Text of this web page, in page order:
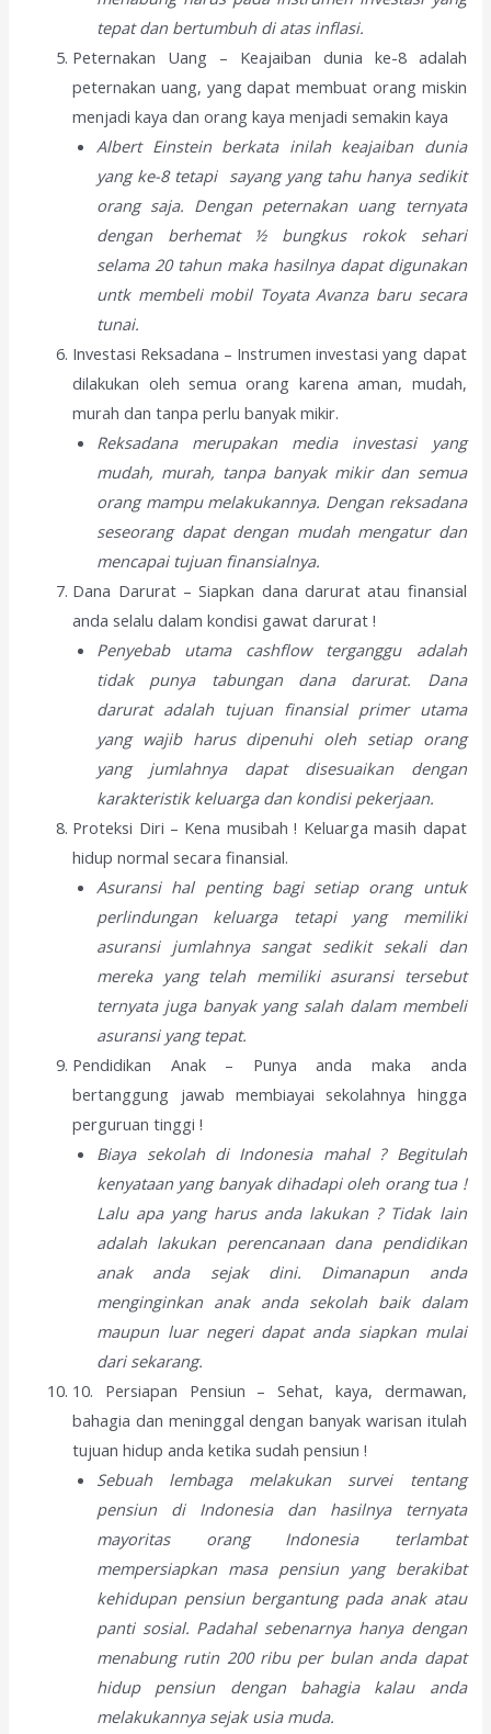
tepat dan bertumbuh di atas inflasi.
Peternakan Uang – Keajaiban dunia ke-8 adalah
peternakan uang, yang dapat membuat orang miskin
menjadi kaya dan orang kaya menjadi semakin kaya
Albert Einstein berkata inilah keajaiban dunia
yang ke-8 tetapi sayang yang tahu hanya sedikit
orang saja. Dengan peternakan uang ternyata
dengan berhemat ½ bungkus rokok sehari
selama 20 tahun maka hasilnya dapat digunakan
untk membeli mobil Toyata Avanza baru secara
tunai.
Investasi Reksadana – Instrumen investasi yang dapat
dilakukan oleh semua orang karena aman, mudah,
murah dan tanpa perlu banyak mikir.
Reksadana merupakan media investasi yang
mudah, murah, tanpa banyak mikir dan semua
orang mampu melakukannya. Dengan reksadana
seseorang dapat dengan mudah mengatur dan
mencapai tujuan finansialnya.
Dana Darurat – Siapkan dana darurat atau finansial
anda selalu dalam kondisi gawat darurat !
Penyebab utama cashflow terganggu adalah
tidak punya tabungan dana darurat. Dana
darurat adalah tujuan finansial primer utama
yang wajib harus dipenuhi oleh setiap orang
yang jumlahnya dapat disesuaikan dengan
karakteristik keluarga dan kondisi pekerjaan.
Proteksi Diri – Kena musibah ! Keluarga masih dapat
hidup normal secara finansial.
Asuransi hal penting bagi setiap orang untuk
perlindungan keluarga tetapi yang memiliki
asuransi jumlahnya sangat sedikit sekali dan
mereka yang telah memiliki asuransi tersebut
ternyata juga banyak yang salah dalam membeli
asuransi yang tepat.
Pendidikan Anak – Punya anda maka anda
bertanggung jawab membiayai sekolahnya hingga
perguruan tinggi !
Biaya sekolah di Indonesia mahal ? Begitulah
kenyataan yang banyak dihadapi oleh orang tua !
Lalu apa yang harus anda lakukan ? Tidak lain
adalah lakukan perencanaan dana pendidikan
anak anda sejak dini. Dimanapun anda
menginginkan anak anda sekolah baik dalam
maupun luar negeri dapat anda siapkan mulai
dari sekarang.
10. Persiapan Pensiun – Sehat, kaya, dermawan,
bahagia dan meninggal dengan banyak warisan itulah
tujuan hidup anda ketika sudah pensiun !
Sebuah lembaga melakukan survei tentang
pensiun di Indonesia dan hasilnya ternyata
mayoritas orang Indonesia terlambat
mempersiapkan masa pensiun yang berakibat
kehidupan pensiun bergantung pada anak atau
panti sosial. Padahal sebenarnya hanya dengan
menabung rutin 200 ribu per bulan anda dapat
hidup pensiun dengan bahagia kalau anda
melakukannya sejak usia muda.